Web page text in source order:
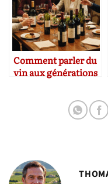
Comment parler du
vin aux générations